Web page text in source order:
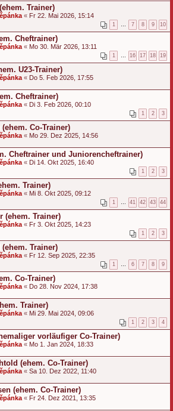
Trainer)
« Fr 22. Mai 2026, 15:14
1 7 8 9 10
Cheftrainer)
« Mo 30. Mär 2026, 13:11
1 16 17 18 19
U23-Trainer)
« Do 5. Feb 2026, 17:55
Cheftrainer)
« Di 3. Feb 2026, 00:10
1 2 3
Co-Trainer)
« Mo 29. Dez 2025, 14:56
Cheftrainer und Juniorencheftrainer)
« Di 14. Okt 2025, 16:40
1 2 3
Trainer)
« Mi 8. Okt 2025, 09:12
1 41 42 43 44
(ehem. Trainer)
« Fr 3. Okt 2025, 14:23
1 2 3
Trainer)
« Fr 12. Sep 2025, 22:35
1 6 7 8 9
Co-Trainer)
« Do 28. Nov 2024, 17:38
Trainer)
« Mi 29. Mai 2024, 09:06
1 2 3 4
vorläufiger Co-Trainer)
« Mo 1. Jan 2024, 18:33
(ehem. Co-Trainer)
« Sa 10. Dez 2022, 11:40
(ehem. Co-Trainer)
« Fr 24. Dez 2021, 13:35